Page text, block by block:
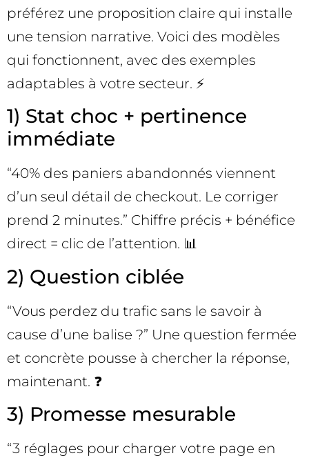
préférez une proposition claire qui installe
une tension narrative. Voici des modèles
qui fonctionnent, avec des exemples
adaptables à votre secteur. ⚡
1) Stat choc + pertinence
immédiate
“40% des paniers abandonnés viennent
d’un seul détail de checkout. Le corriger
prend 2 minutes.” Chiffre précis + bénéfice
direct = clic de l’attention. 📊
2) Question ciblée
“Vous perdez du trafic sans le savoir à
cause d’une balise ?” Une question fermée
et concrète pousse à chercher la réponse,
maintenant. ❓
3) Promesse mesurable
“3 réglages pour charger votre page en